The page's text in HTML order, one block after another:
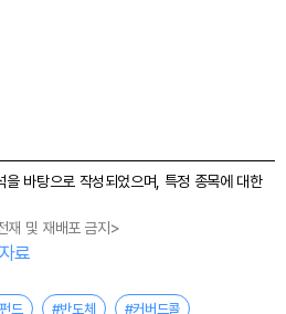
바탕으로 작성되었으며, 특정 종목에 대한
및 재배포 금지>
료
드 #반도체 #커버드콜